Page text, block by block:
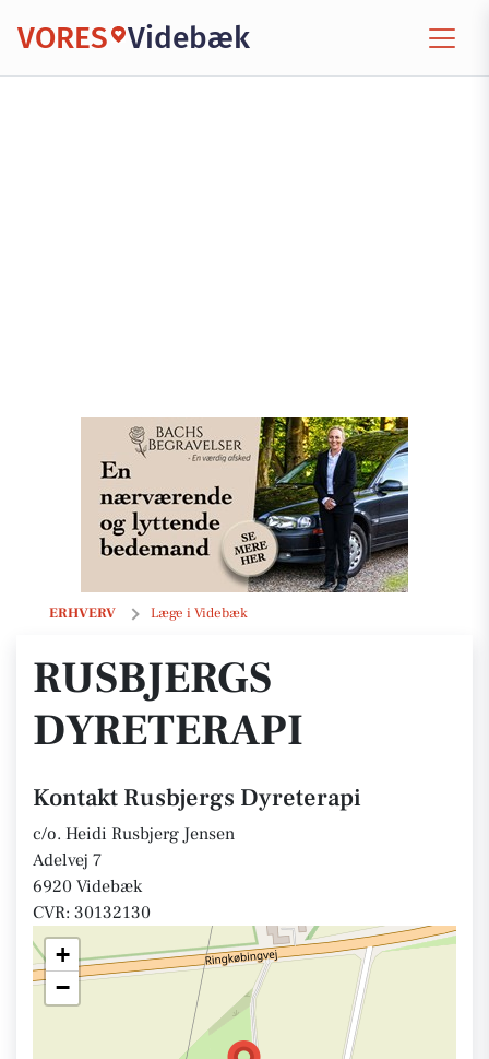
VORES Videbæk
ERHVERV Læge i Videbæk
Rusbjergs Dyreterapi
RUSBJERGS
DYRETERAPI
Kontakt Rusbjergs Dyreterapi
c/o. Heidi Rusbjerg Jensen
Adelvej 7
6920 Videbæk
CVR: 30132130
+
−